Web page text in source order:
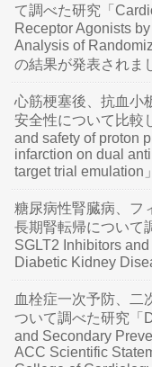
て調べた研究「
Receptor Agonists
Analysis of
の結果が発表されま
心筋梗塞後、抗血小
安全性について比較
and safety of proton
infarction on dual
target trial emulation
糖尿病性腎臓病、フ
長期腎転帰について
SGLT2 Inhibitors
Diabetic Kidney
血栓症一次予防、二
ついて調べた研究「
and Secondary
ACC Scientific